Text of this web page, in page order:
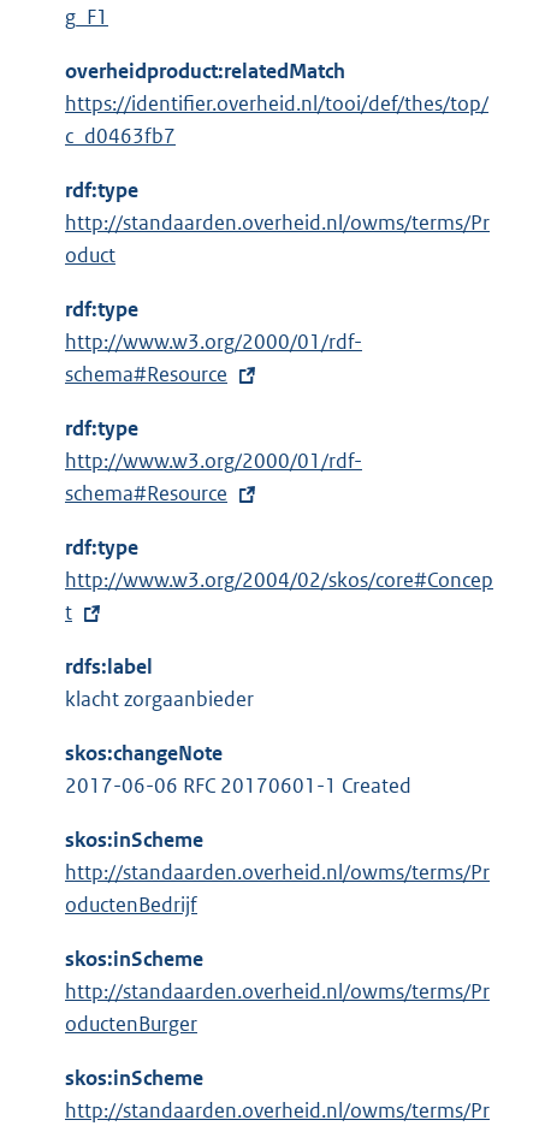
g_F1
overheidproduct:relatedMatch
https://identifier.overheid.nl/tooi/def/thes/top/
c_d0463fb7
rdf:type
http://standaarden.overheid.nl/owms/terms/Pr
oduct
rdf:type
E
x
e
r
n
l
i
k
:
http://www.w3.org/2000/01/rdf-
schema#Resource
rdf:type
E
x
e
r
n
l
n
k
http://www.w3.org/2000/01/rdf-
schema#Resource
rdf:type
E
x
e
r
n
e
i
n
k
http://www.w3.org/2004/02/skos/core#Concep
t
rdfs:label
klacht zorgaanbieder
skos:changeNote
2017-06-06 RFC 20170601-1 Created
skos:inScheme
http://standaarden.overheid.nl/owms/terms/Pr
oductenBedrijf
skos:inScheme
http://standaarden.overheid.nl/owms/terms/Pr
oductenBurger
skos:inScheme
http://standaarden.overheid.nl/owms/terms/Pr